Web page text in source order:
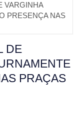
VARGINHA
PRESENÇA NAS
DE
PRAÇAS